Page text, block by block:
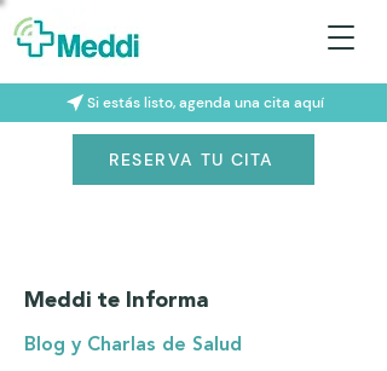
Si estás listo, agenda una cita aquí
RESERVA TU CITA
Meddi te Informa
Blog y Charlas de Salud